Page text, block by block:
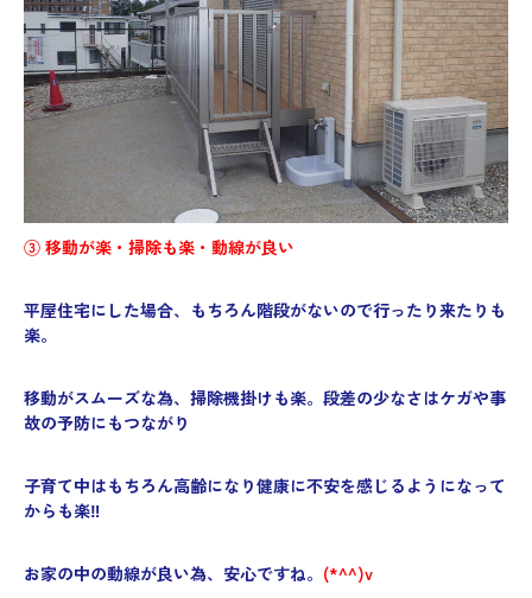
③ 移動が楽・掃除も楽 ・動線が良い
平屋住宅にした場合、 もちろん階段がないので行ったり来たりも
楽。
移動がスムーズな為、掃除機掛けも楽。 段差の少なさはケガや事
故の予防にもつながり
子育て中はもちろん高齢になり健康に不安を感じるようになって
からも楽‼
お家の中の動線が良い為、安心ですね。 (*^^)v